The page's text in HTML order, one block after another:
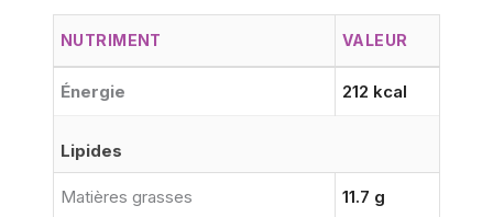
NUTRIMENT VALEUR
Énergie 212 kcal
Lipides
Matières grasses 11.7 g